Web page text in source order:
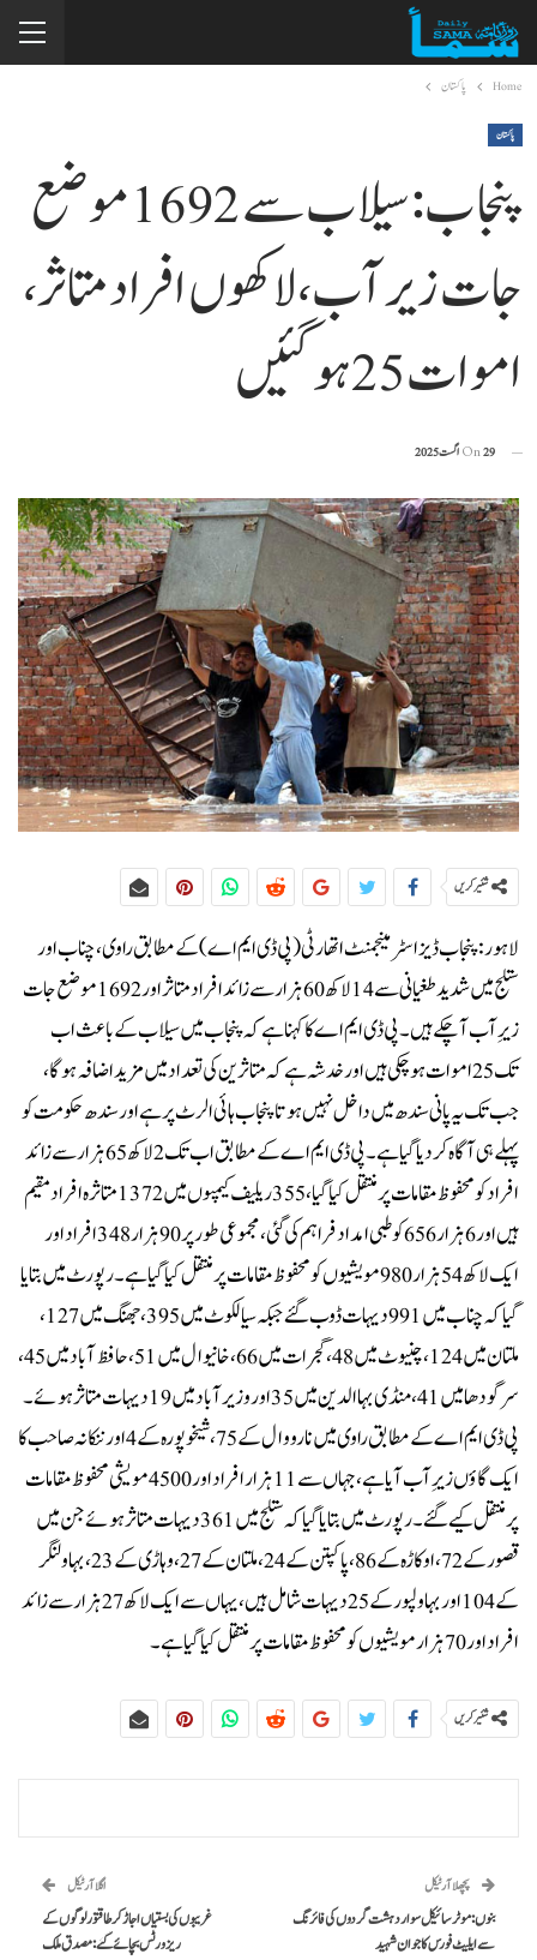
Home پاکستان
پاکستان
پنجاب: سیلاب سے 1692 موضع
جات زیر آب، لاکھوں افراد متاثر،
اموات 25 ہوگئیں
On29 اگست 2025
شئیر کریں
لاہور: پنجاب ڈیزاسٹر مینجمنٹ اتھارٹی (پی ڈی ایم اے) کے مطابق راوی، چناب اور
ستلج میں شدید طغیانی سے 14 لاکھ 60 ہزار سے زائد افراد متاثر اور 1692 موضع جات
زیرِ آب آ چکے ہیں۔پی ڈی ایم اے کا کہنا ہے کہ پنجاب میں سیلاب کے باعث اب
تک 25 اموات ہوچکی ہیں اور خدشہ ہے کہ متاثرین کی تعداد میں مزید اضافہ ہوگا،
جب تک یہ پانی سندھ میں داخل نہیں ہوتا پنجاب ہائی الرٹ پر ہے اور سندھ حکومت کو
پہلے ہی آگاہ کر دیا گیا ہے۔پی ڈی ایم اے کے مطابق اب تک 2 لاکھ 65 ہزار سے زائد
افراد کو محفوظ مقامات پر منتقل کیا گیا، 355 ریلیف کیمپوں میں 1372 متاثرہ افراد مقیم
ہیں اور 6 ہزار 656 کو طبی امداد فراہم کی گئی، مجموعی طور پر 90 ہزار 348 افراد اور
ایک لاکھ 54 ہزار980 مویشیوں کو محفوظ مقامات پر منتقل کیا گیا ہے۔رپورٹ میں بتایا
گیا کہ چناب میں 991 دیہات ڈوب گئے جبکہ سیالکوٹ میں 395، جھنگ میں 127،
ملتان میں 124، چنیوٹ میں 48، گجرات میں 66، خانیوال میں 51، حافظ آباد میں 45،
سرگودھا میں 41، منڈی بہاالدین میں 35 اور وزیرآباد میں 19 دیہات متاثر ہوئے۔
پی ڈی ایم اے کے مطابق راوی میں نارووال کے 75، شیخوپورہ کے 4 اور ننکانہ صاحب کا
ایک گاؤں زیرِ آب آیا ہے، جہاں سے 11 ہزار افراد اور 4500 مویشی محفوظ مقامات
پر منتقل کیے گئے۔رپورٹ میں بتایا گیا کہ ستلج میں 361 دیہات متاثر ہوئے جن میں
قصور کے 72، اوکاڑہ کے 86، پاکپتن کے 24، ملتان کے 27، وہاڑی کے 23، بہاولنگر
کے 104 اور بہاولپور کے 25 دیہات شامل ہیں، یہاں سے ایک لاکھ 27 ہزار سے زائد
افراد اور 70 ہزار مویشیوں کو محفوظ مقامات پر منتقل کیا گیا ہے۔
شئیر کریں
پچھلا آرٹیکل
بنوں: موٹرسائیکل سوار دہشت گردوں کی فائرنگ
سے ایلیٹ فورس کا جوان شہید
اگلا آرٹیکل
غریبوں کی بستیاں اجاڑ کر طاقتور لوگوں کے
ریزورٹس بچائے گئے: مصدق ملک